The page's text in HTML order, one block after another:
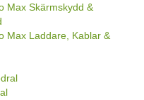
Max Skärmskydd &
Max Laddare, Kablar &